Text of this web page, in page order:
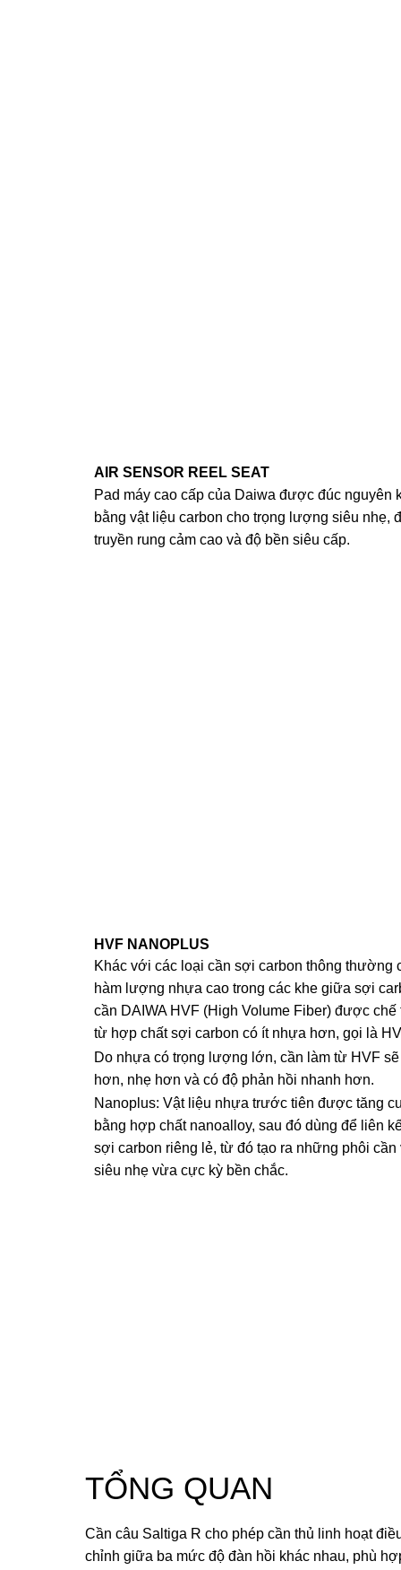
AIR SENSOR REEL SEAT
Pad máy cao cấp của Daiwa được đúc nguyên
bằng vật liệu carbon cho trọng lượng siêu nhẹ,
truyền rung cảm cao và độ bền siêu cấp.
HVF NANOPLUS
Khác với các loại cần sợi carbon thông thường
hàm lượng nhựa cao trong các khe giữa sợi
cần DAIWA HVF (High Volume Fiber) được chế
từ hợp chất sợi carbon có ít nhựa hơn, gọi là
Do nhựa có trọng lượng lớn, cần làm từ HVF
hơn, nhẹ hơn và có độ phản hồi nhanh hơn.
Nanoplus: Vật liệu nhựa trước tiên được tăng
bằng hợp chất nanoalloy, sau đó dùng để liên
sợi carbon riêng lẻ, từ đó tạo ra những phôi cần
siêu nhẹ vừa cực kỳ bền chắc.
TỔNG QUAN
Cần câu Saltiga R cho phép cần thủ linh hoạt
chỉnh giữa ba mức độ đàn hồi khác nhau, phù